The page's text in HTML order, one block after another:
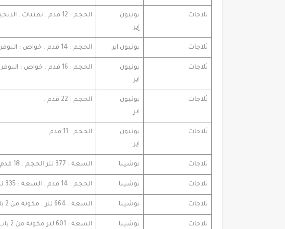
ثلاجات
يونيون
إير
الحجم : 12 قدم . تقنيات : الديجيتال خواص : نوفروست
ثلاجات يونيون اير الحجم : 14 قدم . خواص : النوفروست
ثلاجات
يونيون
اير
الحجم : 16 قدم . خواص : النوفروست
ثلاجات
يونيون
اير
الحجم : 22 قدم .
ثلاجات
يونيون
اير
الحجم : 11 قدم
ثلاجات توشيبا السعة : 377 لتر الحجم : 18 قدم
ثلاجات توشيبا الحجم : 14 قدم . السعة : 335 لتر .
ثلاجات توشيبا السعة : 664 لتر . مكونة من 2 باب خواص : النوفروست انفرتر
ثلاجات توشيبا السعة : 601 لتر مكونة من 2 باب